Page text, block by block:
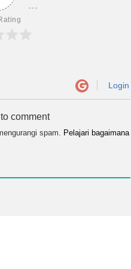
Login
comment
spam.
Pelajari bagaimana